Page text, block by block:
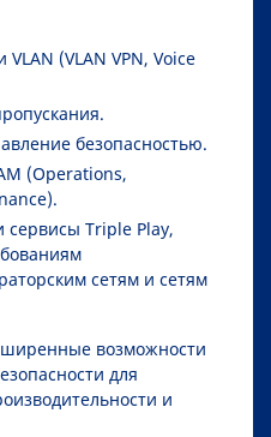
(VLAN VPN, Voice
безопасностью.
(Operations,
Triple Play,
сетям и сетям
возможности
для
и